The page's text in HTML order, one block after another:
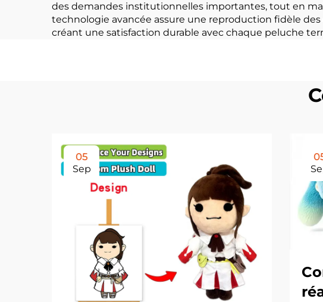
des demandes institutionnelles importantes, tout en
technologie avancée assure une reproduction fidèle
créant une satisfaction durable avec chaque peluche
05
Sep